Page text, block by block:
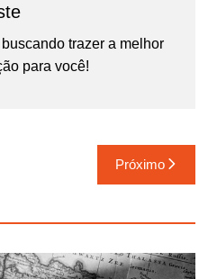
trazer a melhor
para você!
Próximo